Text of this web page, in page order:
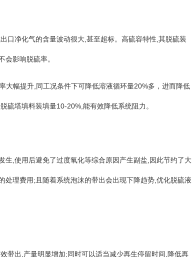
净化气的含量波动很大,甚至超标。高硫容特性,其脱硫装
会影响脱硫率。
幅提升,同工况条件下可降低溶液循环量20%多，进而降低
硫塔填料装填量10-20%,能有效降低系统阻力。
,使用后避免了过度氧化等综合原因产生副盐,因此节约了大
理费用;且随着系统泡沫的带出会出现下降趋势,优化脱硫液
出,产量明显增加;同时可以适当减少再生停留时间,降低再